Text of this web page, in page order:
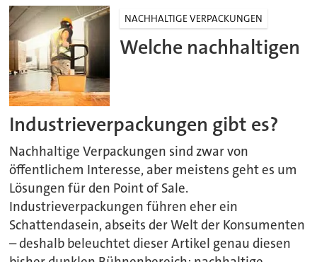
NACHHALTIGE VERPACKUNGEN
Welche nachhaltigen
Industrieverpackungen gibt es?
Nachhaltige Verpackungen sind zwar von
öffentlichem Interesse, aber meistens geht es um
Lösungen für den Point of Sale.
Industrieverpackungen führen eher ein
Schattendasein, abseits der Welt der Konsumenten
– deshalb beleuchtet dieser Artikel genau diesen